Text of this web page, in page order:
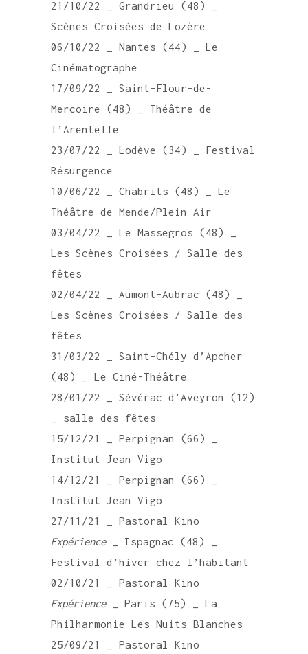
21/10/22 _ Grandrieu (48) _
Scènes Croisées de Lozère
06/10/22 _ Nantes (44) _ Le
Cinématographe
17/09/22 _ Saint-Flour-de-
Mercoire (48) _ Théâtre de
l’Arentelle
23/07/22 _ Lodève (34) _ Festival
Résurgence
10/06/22 _ Chabrits (48) _ Le
Théâtre de Mende/Plein Air
03/04/22 _ Le Massegros (48) _
Les Scènes Croisées / Salle des
fêtes
02/04/22 _ Aumont-Aubrac (48) _
Les Scènes Croisées / Salle des
fêtes
31/03/22 _ Saint-Chély d’Apcher
(48) _ Le Ciné-Théâtre
28/01/22 _ Sévérac d’Aveyron (12)
_ salle des fêtes
15/12/21 _ Perpignan (66) _
Institut Jean Vigo
14/12/21 _ Perpignan (66) _
Institut Jean Vigo
27/11/21 _ Pastoral Kino
Expérience_ Ispagnac (48) _
Festival d’hiver chez l’habitant
02/10/21 _ Pastoral Kino
Expérience_ Paris (75) _ La
Philharmonie Les Nuits Blanches
25/09/21 _ Pastoral Kino